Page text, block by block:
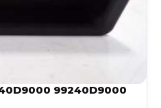
99240D9000